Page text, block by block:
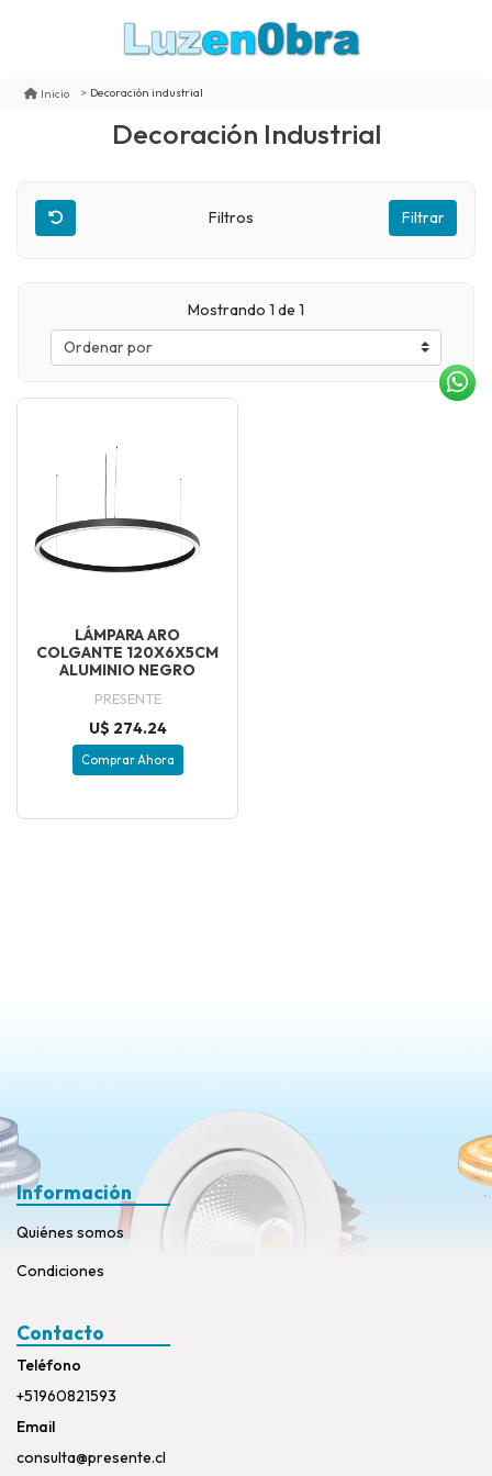
Inicio Decoración industrial
Decoración Industrial
Filtros Filtrar
Mostrando 1 de 1
LÁMPARA ARO
COLGANTE 120X6X5CM
ALUMINIO NEGRO
PRESENTE
U$ 274.24
Comprar Ahora
Información
Quiénes somos
Condiciones
Contacto
Teléfono
+51960821593
Email
consulta@presente.cl